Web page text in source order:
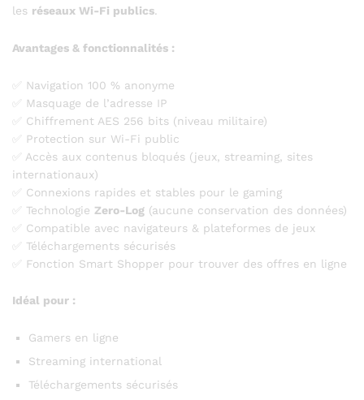
les réseaux Wi-Fi publics.
Avantages & fonctionnalités :
✅ Navigation 100 % anonyme
✅ Masquage de l’adresse IP
✅ Chiffrement AES 256 bits (niveau militaire)
✅ Protection sur Wi-Fi public
✅ Accès aux contenus bloqués (jeux, streaming, sites
internationaux)
✅ Connexions rapides et stables pour le gaming
✅ Technologie Zero-Log (aucune conservation des données)
✅ Compatible avec navigateurs & plateformes de jeux
✅ Téléchargements sécurisés
✅ Fonction Smart Shopper pour trouver des offres en ligne
Idéal pour :
Gamers en ligne
Streaming international
Téléchargements sécurisés